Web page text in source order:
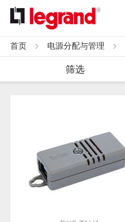
跳
到
容
首页 电源分配与管理
筛选